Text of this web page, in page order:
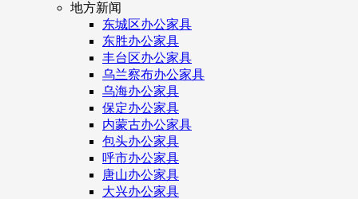
地方新闻
东城区办公家具
东胜办公家具
丰台区办公家具
乌兰察布办公家具
乌海办公家具
保定办公家具
内蒙古办公家具
包头办公家具
呼市办公家具
唐山办公家具
大兴办公家具